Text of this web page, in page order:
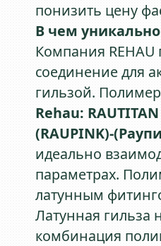
понизить цену
В чем
Компания REHAU
соединение для
гильзой.
Rehau:
(RAUPINK)-
идеально
параметрах.
латунным
Латунная гильза
комбинация